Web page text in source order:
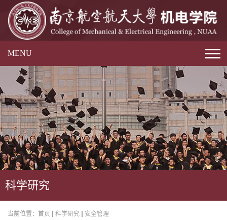
MENU
科学研究
当前位置： 首页 科学研究 安全管理